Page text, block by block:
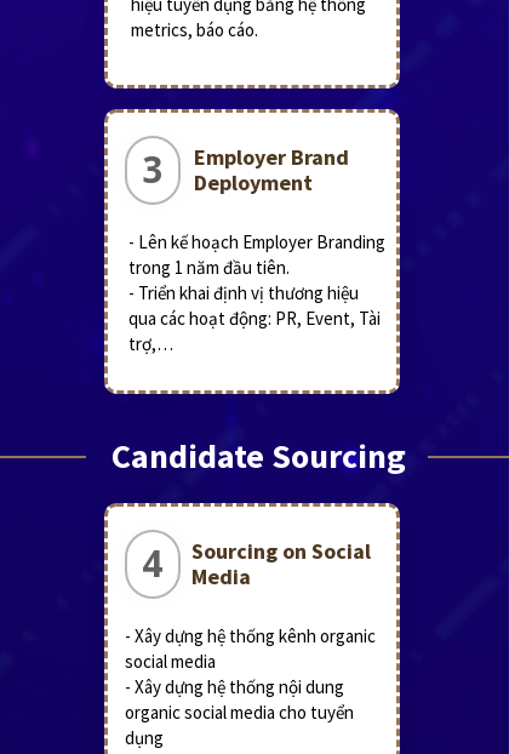
metrics, báo cáo.
Employer Brand
Deployment
- Lên kế hoạch Employer Branding
trong 1 năm đầu tiên.
- Triển khai định vị thương hiệu
qua các hoạt động: PR, Event, Tài
trợ,…
3
Candidate Sourcing
Sourcing on Social
Media
- Xây dựng hệ thống kênh organic
social media
- Xây dựng hệ thống nội dung
organic social media cho tuyển
dụng
4